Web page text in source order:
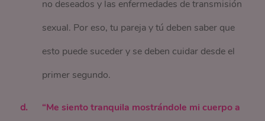
no deseados y las enfermedades de transmisión
sexual. Por eso, tu pareja y tú deben saber que
esto puede suceder y se deben cuidar desde el
primer segundo.
“Me siento tranquila mostrándole mi cuerpo a